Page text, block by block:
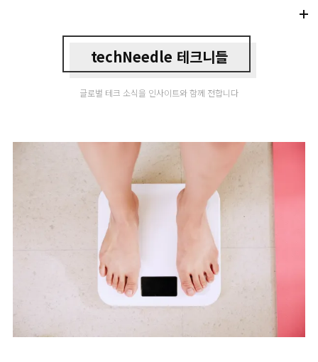
techNeedle 테크니들
글로벌 테크 소식을 인사이트와 함께 전합니다